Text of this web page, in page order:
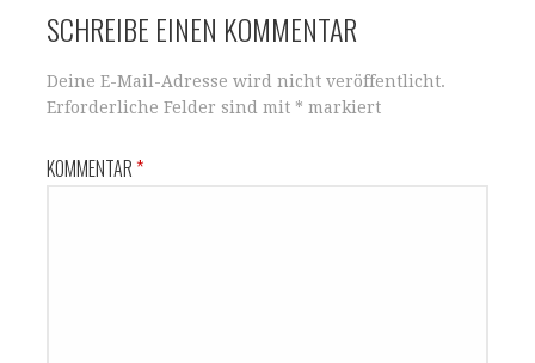
SCHREIBE EINEN KOMMENTAR
Deine E-Mail-Adresse wird nicht veröffentlicht.
Erforderliche Felder sind mit * markiert
KOMMENTAR*